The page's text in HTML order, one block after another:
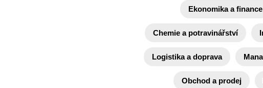
Ekonomika a finance
Chemie a potravinářství
Logistika a doprava
Obchod a prodej